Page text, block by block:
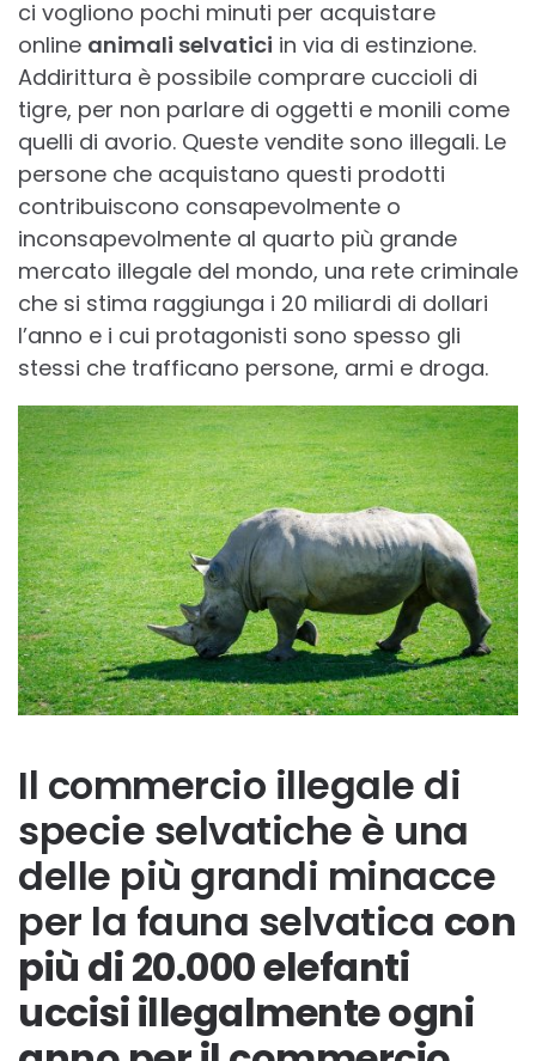
ci vogliono pochi minuti per acquistare
online animali selvatici in via di estinzione.
Addirittura è possibile comprare cuccioli di
tigre, per non parlare di oggetti e monili come
quelli di avorio. Queste vendite sono illegali. Le
persone che acquistano questi prodotti
contribuiscono consapevolmente o
inconsapevolmente al quarto più grande
mercato illegale del mondo, una rete criminale
che si stima raggiunga i 20 miliardi di dollari
l’anno e i cui protagonisti sono spesso gli
stessi che trafficano persone, armi e droga.
Il commercio illegale di
specie selvatiche è una
delle più grandi minacce
per la fauna selvatica con
più di 20.000 elefanti
uccisi illegalmente ogni